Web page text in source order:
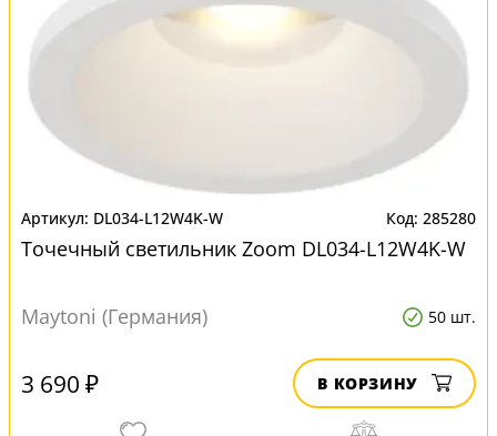
DL034-L12W4K-W 285280
Точечный светильник Zoom DL034-L12W4K-W
Maytoni (Германия) 50 шт.
3 690 ₽ В КОРЗИНУ